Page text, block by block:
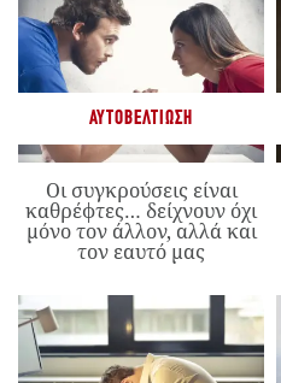
ΑΥΤΟΒΕΛΤΊΩΣΗ
Οι συγκρούσεις είναι
καθρέφτες… δείχνουν όχι
μόνο τον άλλον, αλλά και
τον εαυτό μας